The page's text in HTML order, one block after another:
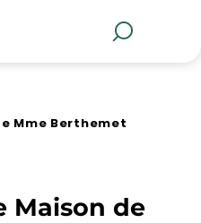
Mme Berthemet
Maison de